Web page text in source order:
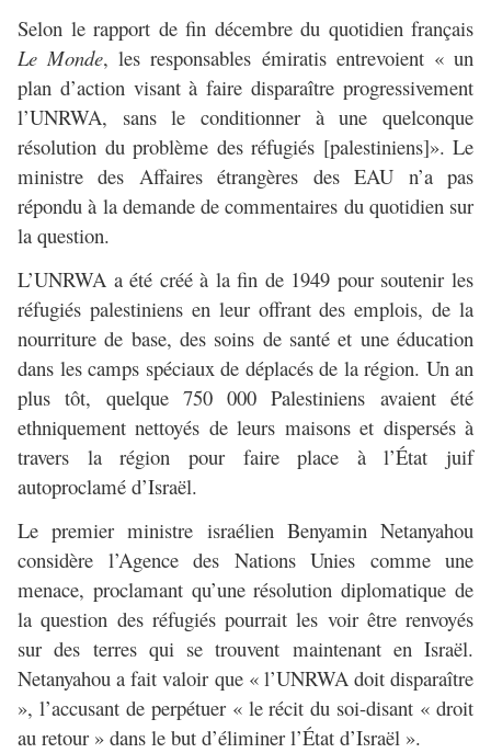
Selon le rapport de fin décembre du quotidien français
Le Monde, les responsables émiratis entrevoient « un
plan d’action visant à faire disparaître progressivement
l’UNRWA, sans le conditionner à une quelconque
résolution du problème des réfugiés [palestiniens]». Le
ministre des Affaires étrangères des EAU n’a pas
répondu à la demande de commentaires du quotidien sur
la question.
L’UNRWA a été créé à la fin de 1949 pour soutenir les
réfugiés palestiniens en leur offrant des emplois, de la
nourriture de base, des soins de santé et une éducation
dans les camps spéciaux de déplacés de la région. Un an
plus tôt, quelque 750 000 Palestiniens avaient été
ethniquement nettoyés de leurs maisons et dispersés à
travers la région pour faire place à l’État juif
autoproclamé d’Israël.
Le premier ministre israélien Benyamin Netanyahou
considère l’Agence des Nations Unies comme une
menace, proclamant qu’une résolution diplomatique de
la question des réfugiés pourrait les voir être renvoyés
sur des terres qui se trouvent maintenant en Israël.
Netanyahou a fait valoir que « l’UNRWA doit disparaître
», l’accusant de perpétuer « le récit du soi-disant « droit
au retour » dans le but d’éliminer l’État d’Israël ».